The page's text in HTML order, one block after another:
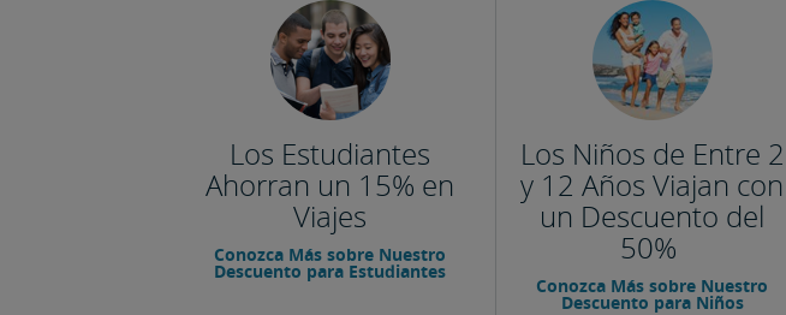
Los Estudiantes
Ahorran un 15% en
Viajes
Conozca Más sobre Nuestro
Descuento para Estudiantes
Los Niños de Entre 2
y 12 Años Viajan con
un Descuento del
50%
Conozca Más sobre Nuestro
Descuento para Niños